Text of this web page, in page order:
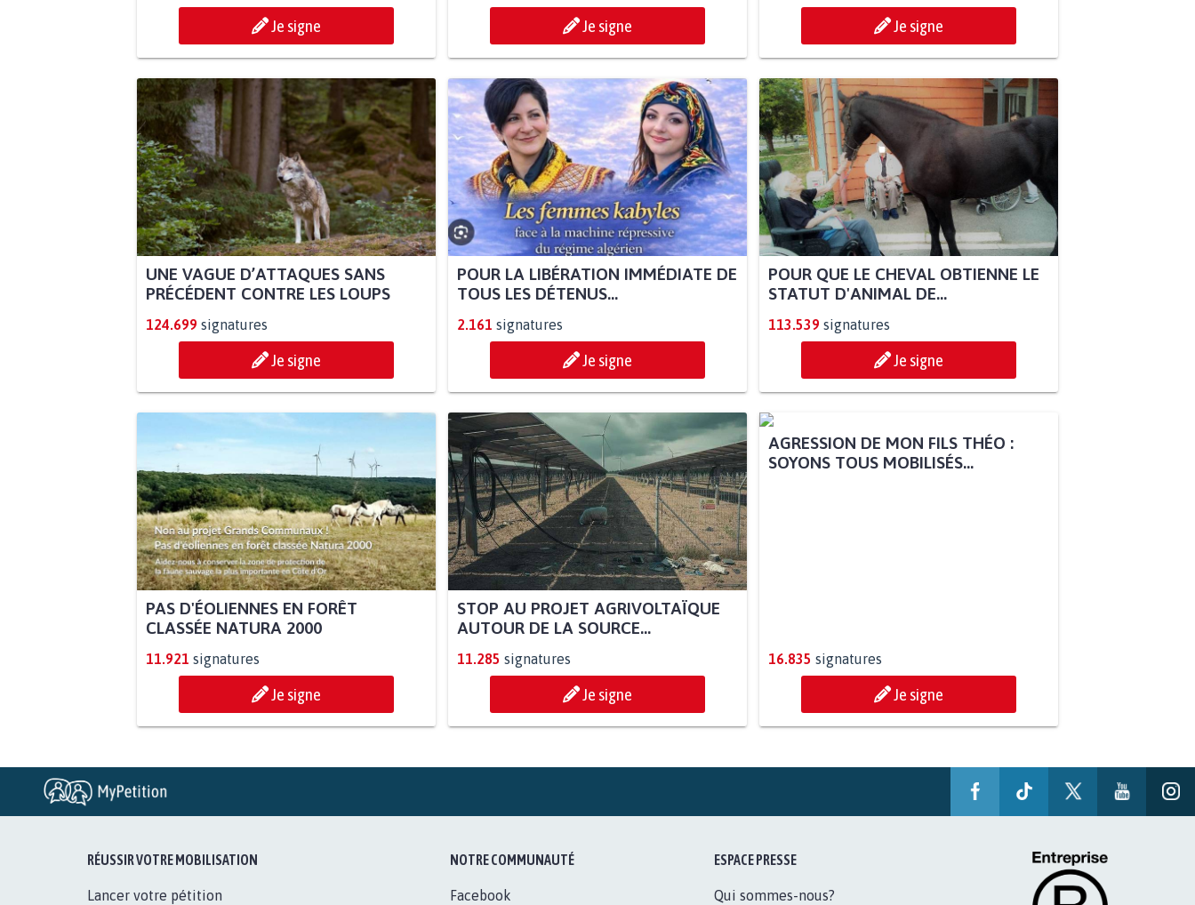
Je signe Je signe Je signe
UNE VAGUE D’ATTAQUES SANS
PRÉCÉDENT CONTRE LES LOUPS
124.699 signatures
Je signe
POUR LA LIBÉRATION IMMÉDIATE DE
TOUS LES DÉTENUS...
2.161 signatures
Je signe
POUR QUE LE CHEVAL OBTIENNE LE
STATUT D'ANIMAL DE...
113.539 signatures
Je signe
PAS D'ÉOLIENNES EN FORÊT
CLASSÉE NATURA 2000
11.921 signatures
Je signe
STOP AU PROJET AGRIVOLTAÏQUE
AUTOUR DE LA SOURCE...
11.285 signatures
Je signe
16.835 signatures
Je signe
RÉUSSIR VOTRE MOBILISATION
Lancer votre pétition
NOTRE COMMUNAUTÉ
Facebook
ESPACE PRESSE
Qui sommes-nous?